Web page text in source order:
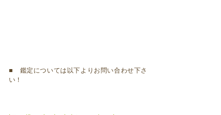
■ 鑑定については以下よりお問い合わせ下さ
い！